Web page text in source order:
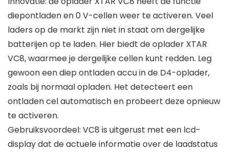
diepontladen en 0 V-cellen weer te activeren. Veel
laders op de markt zijn niet in staat om dergelijke
batterijen op te laden. Hier biedt de oplader XTAR
VC8, waarmee je dergelijke cellen kunt redden. Leg
gewoon een diep ontladen accu in de D4-oplader,
zoals bij normaal opladen. Het detecteert een
ontladen cel automatisch en probeert deze opnieuw
te activeren.
Gebruiksvoordeel: VC8 is uitgerust met een lcd-
display dat de actuele informatie over de laadstatus